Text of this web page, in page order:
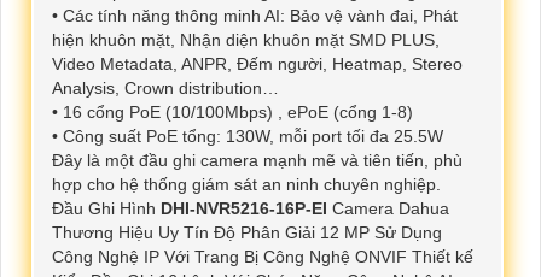
• Các tính năng thông minh AI: Bảo vệ vành đai, Phát
hiện khuôn mặt, Nhận diện khuôn mặt SMD PLUS,
Video Metadata, ANPR, Đếm người, Heatmap, Stereo
Analysis, Crown distribution…
• 16 cổng PoE (10/100Mbps) , ePoE (cổng 1-8)
• Công suất PoE tổng: 130W, mỗi port tối đa 25.5W
Đây là một đầu ghi camera mạnh mẽ và tiên tiến, phù
hợp cho hệ thống giám sát an ninh chuyên nghiệp.
Đầu Ghi Hình DHI-NVR5216-16P-EI Camera Dahua
Thương Hiệu Uy Tín Độ Phân Giải 12 MP Sử Dụng
Công Nghệ IP Với Trang Bị Công Nghệ ONVIF Thiết kế